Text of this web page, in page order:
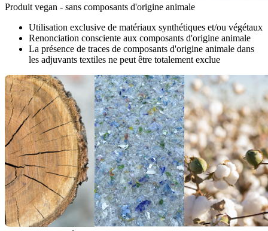
Produit vegan - sans composants d'origine animale
Utilisation exclusive de matériaux synthétiques et/ou végétaux
Renonciation consciente aux composants d'origine animale
La présence de traces de composants d'origine animale dans
les adjuvants textiles ne peut être totalement exclue